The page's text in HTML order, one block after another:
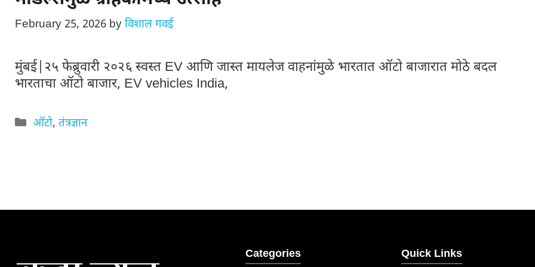
February 25, 2026 by विशाल गवई
मुंबई|२५ फेब्रुवारी २०२६ स्वस्त EV आणि जास्त मायलेज वाहनांमुळे भारतात ऑटो बाजारात मोठे बदल
भारताचा ऑटो बाजार, EV vehicles India,
Categories
ऑटो, तंत्रज्ञान
Categories Quick Links